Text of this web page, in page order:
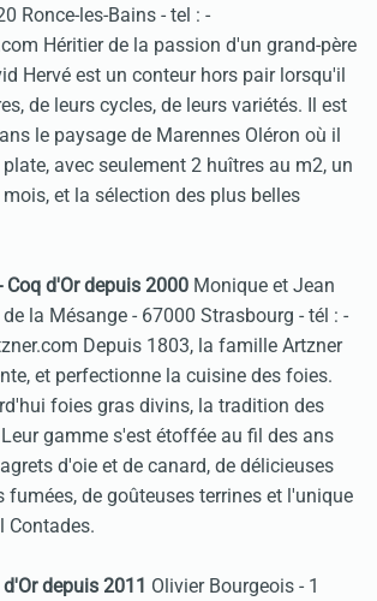
Ronce-les-Bains - tel : -
Héritier de la passion d'un grand-père
Hervé est un conteur hors pair lorsqu'il
de leurs cycles, de leurs variétés. Il est
le paysage de Marennes Oléron où il
avec seulement 2 huîtres au m2, un
et la sélection des plus belles
Coq d'Or depuis 2000 Monique et Jean
la Mésange - 67000 Strasbourg - tél : -
Depuis 1803, la famille Artzner
et perfectionne la cuisine des foies.
foies gras divins, la tradition des
gamme s'est étoffée au fil des ans
d'oie et de canard, de délicieuses
fumées, de goûteuses terrines et l'unique
Contades.
depuis 2011 Olivier Bourgeois - 1